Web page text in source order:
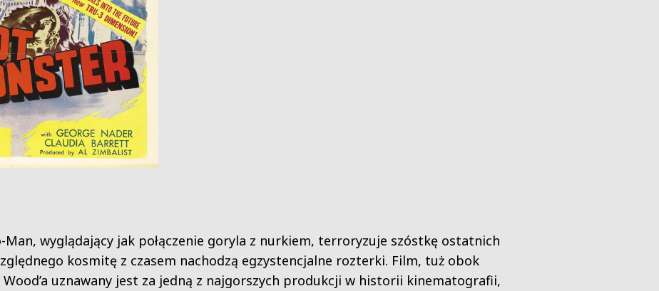
Man, wyglądający jak połączenie goryla z nurkiem, terroryzuje szóstkę ostatnich
kosmitę z czasem nachodzą egzystencjalne rozterki. Film, tuż obok
Wood’a uznawany jest za jedną z najgorszych produkcji w historii kinematografii,